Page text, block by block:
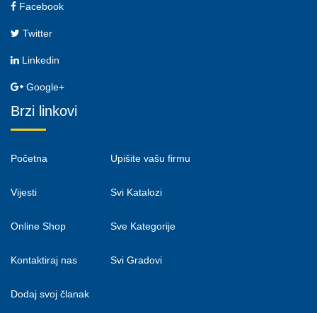
Facebook
Twitter
Linkedin
Google+
Brzi linkovi
Početna
Vijesti
Online Shop
Kontaktiraj nas
Dodaj svoj članak
Upišite vašu firmu
Svi Katalozi
Sve Kategorije
Svi Gradovi